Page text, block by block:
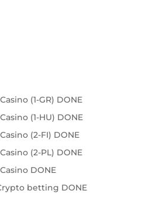
(1-GR) DONE
(1-HU) DONE
(2-FI) DONE
(2-PL) DONE
DONE
betting DONE